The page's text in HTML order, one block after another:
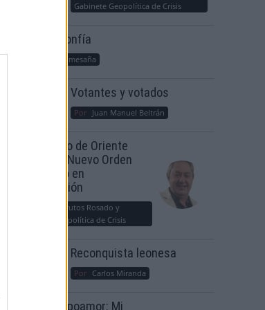
Gabinete Geopolítica de Crisis
Suelta y confía
María Comesaña
Votantes y votados
Por Juan Manuel Beltrán
El Conflicto de Oriente
Medio: Un Nuevo Orden
Autoritario en
Construcción
Álvaro Frutos Rosado y
Gabinete Geopolítica de Crisis
Reconquista leonesa
Por Carlos Miranda
Clara Campoamor: Mi